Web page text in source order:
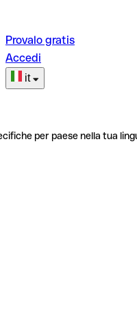
Provalo gratis
Accedi
it
per paese nella tua